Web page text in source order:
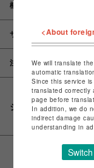
概要
サイズ
注意事項
シェアする
<About
We will translate
automatic
Since this service
translated correctly
page before
In addition, we do
indirect damage
understanding in